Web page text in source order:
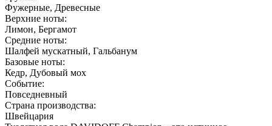
Фужерные, Древесные
Верхние ноты:
Лимон, Бергамот
Средние ноты:
Шалфей мускатный, Гальбанум
Базовые ноты:
Кедр, Дубовый мох
Событие:
Повседневный
Страна производства:
Швейцария